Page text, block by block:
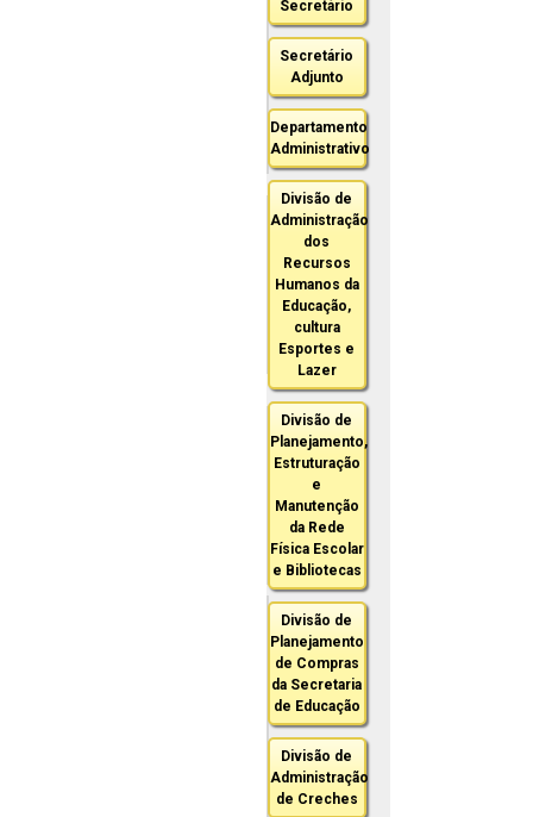
Secretário
Secretário
Adjunto
Departamento
Administrativo
Divisão de
Administração
dos
Recursos
Humanos da
Educação,
cultura
Esportes e
Lazer
Divisão de
Planejamento,
Estruturação
e
Manutenção
da Rede
Física Escolar
e Bibliotecas
Divisão de
Planejamento
de Compras
da Secretaria
de Educação
Divisão de
Administração
de Creches